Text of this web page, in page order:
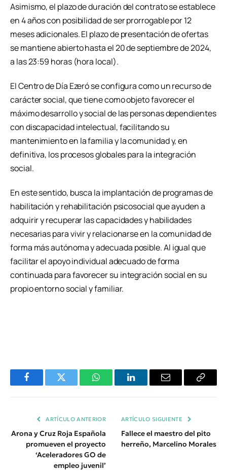
Asimismo, el plazo de duración del contrato se establece
en 4 años con posibilidad de ser prorrogable por 12
meses adicionales. El plazo de presentación de ofertas
se mantiene abierto hasta el 20 de septiembre de 2024,
a las 23:59 horas (hora local).
El Centro de Día Ezeró se configura como un recurso de
carácter social, que tiene como objeto favorecer el
máximo desarrollo y social de las personas dependientes
con discapacidad intelectual, facilitando su
mantenimiento en la familia y la comunidad y, en
definitiva, los procesos globales para la integración
social.
En este sentido, busca la implantación de programas de
habilitación y rehabilitación psicosocial que ayuden a
adquirir y recuperar las capacidades y habilidades
necesarias para vivir y relacionarse en la comunidad de
forma más autónoma y adecuada posible. Al igual que
facilitar el apoyo individual adecuado de forma
continuada para favorecer su integración social en su
propio entorno social y familiar.
FacebookTwitter WhatsAppLinkedInEmail
Copiar
ARTÍCULO ANTERIOR
Arona y Cruz Roja Española
promueven el proyecto
‘Aceleradores GO de
empleo juvenil’
ARTÍCULO SIGUIENTE
Fallece el maestro del pito
herreño, Marcelino Morales